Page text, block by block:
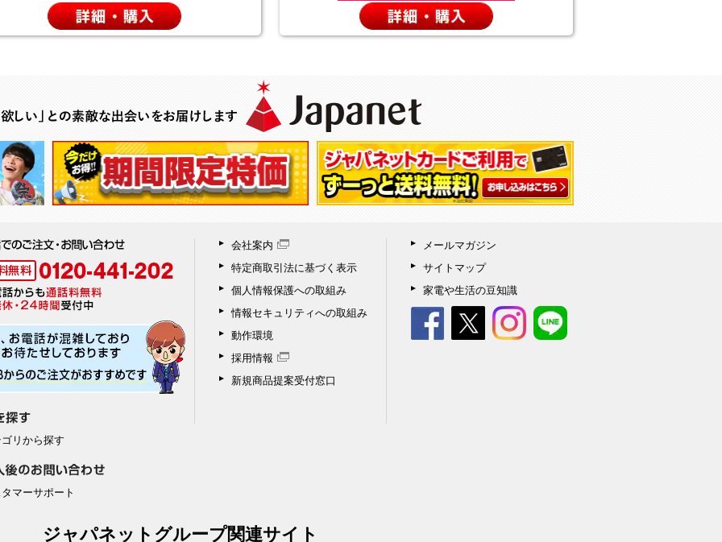
リから探す
マーサポート
会社案内
特定商取引法に基づく表示
個人情報保護への取組み
情報セキュリティへの取組み
動作環境
採用情報
新規商品提案受付窓口
メールマガジン
サイトマップ
家電や生活の豆知識
ジャパネットグループ関連サイト